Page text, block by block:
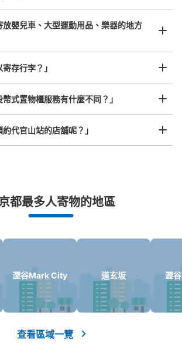
札側改札外売店横コインロ
山駅站步行1分钟。
〜 23:00
¥500 小的:38
行李，愉快度過一整天！
任何尺寸的行李都OK
、腳踏車等，只要是1個人能搬運的行李尺寸就OK
發生行李破損、被偷等狀況時安心有保障
放嬰兒車、大型運動用品、樂器的地方
存行李？」
幣式置物櫃服務有什麼不同？」
約代官山站的店舖呢？」
都最多人寄物的地區
澀谷Mark City 道玄坂 澀
查看區域一覽